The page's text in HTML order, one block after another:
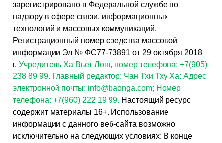
зарегистрировано в Федеральной службе по
надзору в сфере связи, информационных
технологий и массовых коммуникаций.
Регистрационный номер средства массовой
информации Эл № ФС77-73891 от 29 октября 2018
г. Учредитель Ха Вьет Лонг, номер телефона: +7(905)
238 89 99. Главный редактор: Чан Тхи Тху Ха: Адрес
электронной почты: info@baonga.com; Номер
телефона: +7(960) 222 19 99. Настоящий ресурс
содержит материалы 16+. Использование
информации с данного веб-сайта возможно
исключительно на следующих условиях: В конце